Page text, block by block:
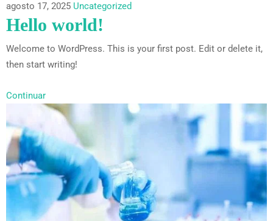
agosto 17, 2025 Uncategorized
Hello world!
Welcome to WordPress. This is your first post. Edit or delete it,
then start writing!
Continuar